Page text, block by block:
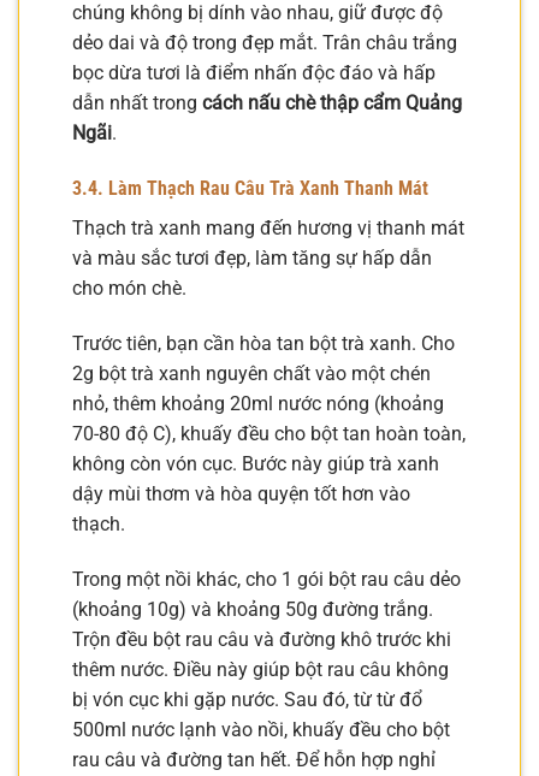
chúng không bị dính vào nhau, giữ được độ
dẻo dai và độ trong đẹp mắt. Trân châu trắng
bọc dừa tươi là điểm nhấn độc đáo và hấp
dẫn nhất trong cách nấu chè thập cẩm Quảng
Ngãi.
3.4. Làm Thạch Rau Câu Trà Xanh Thanh Mát
Thạch trà xanh mang đến hương vị thanh mát
và màu sắc tươi đẹp, làm tăng sự hấp dẫn
cho món chè.
Trước tiên, bạn cần hòa tan bột trà xanh. Cho
2g bột trà xanh nguyên chất vào một chén
nhỏ, thêm khoảng 20ml nước nóng (khoảng
70-80 độ C), khuấy đều cho bột tan hoàn toàn,
không còn vón cục. Bước này giúp trà xanh
dậy mùi thơm và hòa quyện tốt hơn vào
thạch.
Trong một nồi khác, cho 1 gói bột rau câu dẻo
(khoảng 10g) và khoảng 50g đường trắng.
Trộn đều bột rau câu và đường khô trước khi
thêm nước. Điều này giúp bột rau câu không
bị vón cục khi gặp nước. Sau đó, từ từ đổ
500ml nước lạnh vào nồi, khuấy đều cho bột
rau câu và đường tan hết. Để hỗn hợp nghỉ